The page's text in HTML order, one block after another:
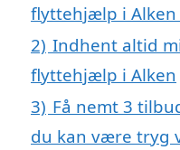
flyttehjælp i
2) Indhent altid
flyttehjælp i Alken
3) Få nemt 3
du kan være tryg